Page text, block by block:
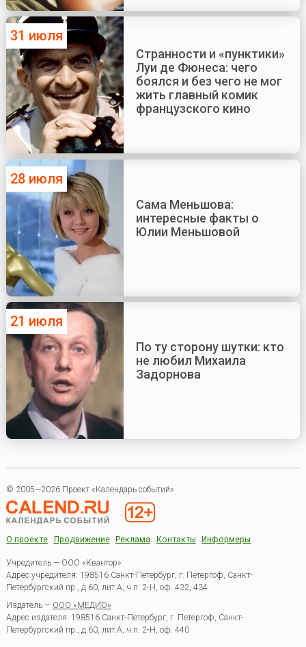
31 июля
Странности и «пунктики»
Луи де Фюнеса: чего
боялся и без чего не мог
жить главный комик
французского кино
28 июля
Сама Меньшова:
интересные факты о
Юлии Меньшовой
21 июля
По ту сторону шутки: кто
не любил Михаила
Задорнова
© 2005—2026 Проект «Календарь событий»
О проекте Продвижение Реклама Контакты Информеры
Учредитель — ООО «Квантор»
Адрес учредителя: 198516 Санкт-Петербург, г. Петергоф, Санкт-
Петербургский пр., д.60, лит.А, ч.п. 2-Н, оф. 432, 434
Издатель — ООО «МЕДИО»
Адрес издателя: 198516 Санкт-Петербург, г. Петергоф, Санкт-
Петербургский пр., д.60, лит.А, ч.п. 2-Н, оф. 440